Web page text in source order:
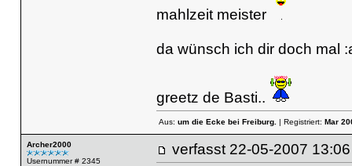
mahlzeit meister
da wünsch ich dir doch mal
greetz de Basti..
Aus: um die Ecke bei Freiburg.| Registriert: Mar
Archer2000
Usernummer # 2345
verfasst 22-05-2007